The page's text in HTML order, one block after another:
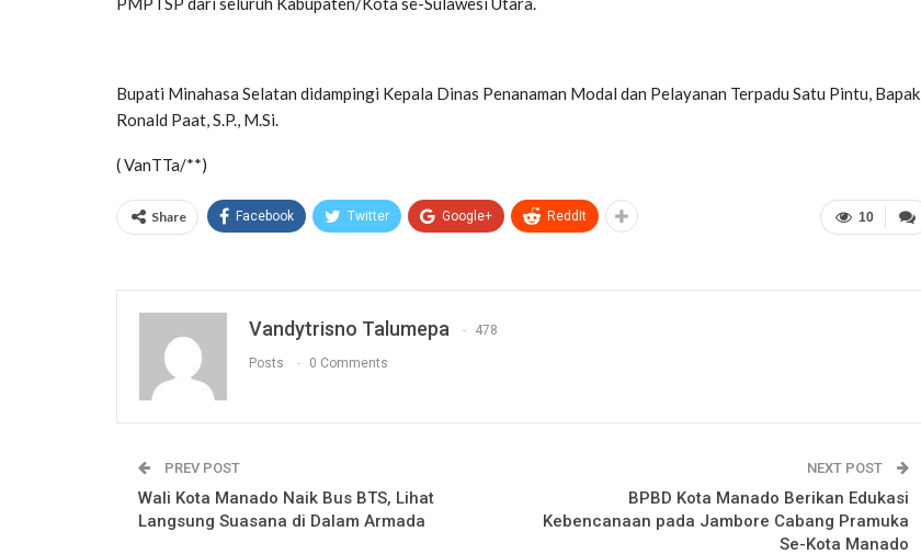
Bupati Minahasa Selatan didampingi Kepala Dinas Penanaman Modal dan Pelayanan Terpadu Satu Pintu, Bapak
Ronald Paat, S.P., M.Si.
( VanTTa/**)
10
Share Facebook Twitter Google+ ReddIt
Vandytrisno Talumepa 478
Posts 0 Comments
PREV POST
Wali Kota Manado Naik Bus BTS, Lihat
Langsung Suasana di Dalam Armada
NEXT POST
BPBD Kota Manado Berikan Edukasi
Kebencanaan pada Jambore Cabang Pramuka
Se-Kota Manado